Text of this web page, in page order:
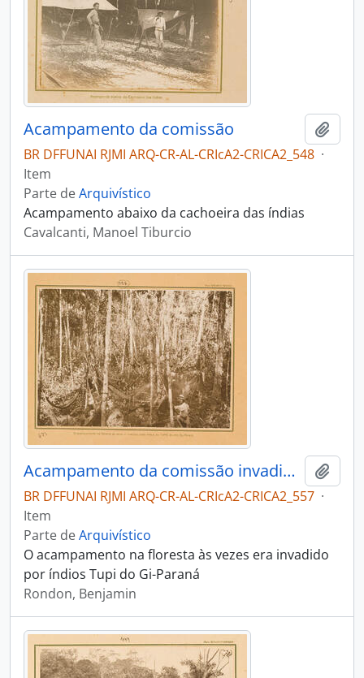
Acampamento da comissão
BR DFFUNAI RJMI ARQ-CR-AL-CRIcA2-CRICA2_548 ·
Item
Parte deArquivístico
Acampamento abaixo da cachoeira das índias
Cavalcanti, Manoel Tiburcio
Acampamento da comissão invadido por índios
BR DFFUNAI RJMI ARQ-CR-AL-CRIcA2-CRICA2_557 ·
Item
Parte deArquivístico
O acampamento na floresta às vezes era invadido
por índios Tupi do Gi-Paraná
Rondon, Benjamin